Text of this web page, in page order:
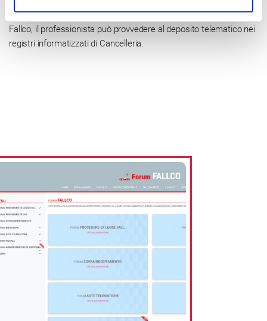
(inventari elaborazione rendiconti annuali e finali). Sempre tramite
Fallco, il professionista può provvedere al deposito telematico nei
registri informatizzati di Cancelleria.